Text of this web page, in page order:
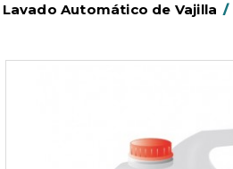
Lavado Automático de Vajilla /